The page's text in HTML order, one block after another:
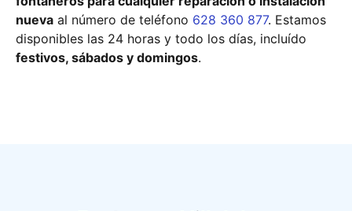
nueva al número de teléfono 628 360 877. Estamos
disponibles las 24 horas y todo los días, incluído
festivos, sábados y domingos.